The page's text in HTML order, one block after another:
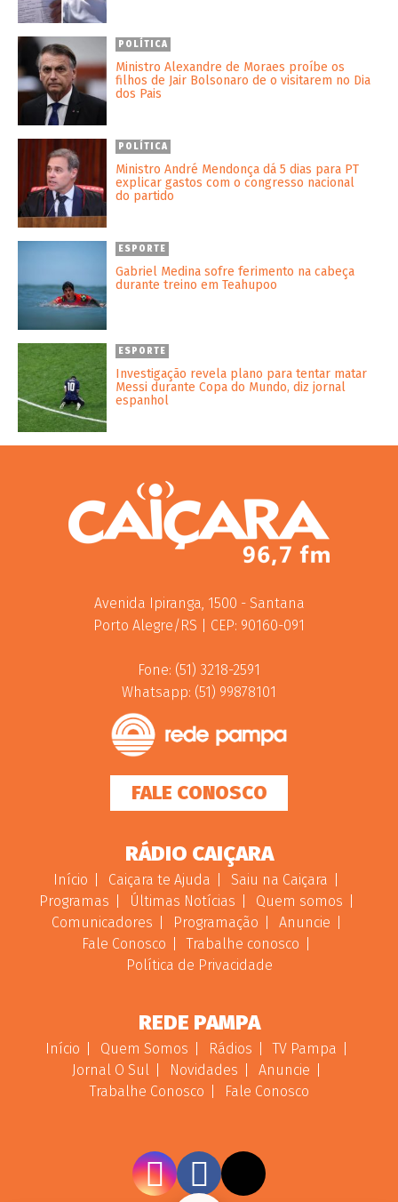
POLÍTICA
Ministro Alexandre de Moraes proíbe os
filhos de Jair Bolsonaro de o visitarem no Dia
dos Pais
POLÍTICA
Ministro André Mendonça dá 5 dias para PT
explicar gastos com o congresso nacional
do partido
ESPORTE
Gabriel Medina sofre ferimento na cabeça
durante treino em Teahupoo
ESPORTE
Investigação revela plano para tentar matar
Messi durante Copa do Mundo, diz jornal
espanhol
Avenida Ipiranga, 1500 - Santana
Porto Alegre/RS | CEP: 90160-091
Fone: (51) 3218-2591
Whatsapp: (51) 99878101
FALE CONOSCO
RÁDIO CAIÇARA
Início Caiçara te Ajuda
Saiu na Caiçara
Programas
Últimas Notícias
Quem somos
Comunicadores
Programação
Anuncie
Fale Conosco
Trabalhe conosco
Política de Privacidade
REDE PAMPA
Início Quem Somos Rádios
TV Pampa
Jornal O Sul
Novidades
Anuncie
Trabalhe Conosco
Fale Conosco